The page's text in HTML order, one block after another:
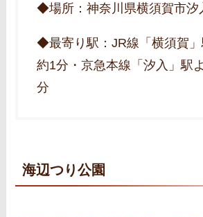
◆場所：神奈川県横須賀市汐
◆最寄り駅：JR線「横須賀
約1分・京急本線「汐入」駅
分
海辺つり公園